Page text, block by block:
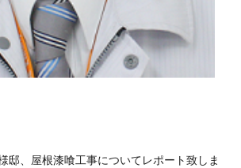
邸、屋根漆喰工事についてレポート致しま